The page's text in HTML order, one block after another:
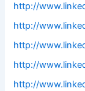
http://
http://
http://
http://
http://